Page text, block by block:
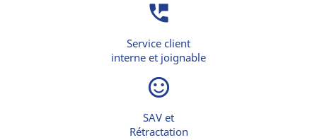
perm_phone_msg
Service client
interne et joignable
sentiment_satisfied_alt
SAV et
Rétractation